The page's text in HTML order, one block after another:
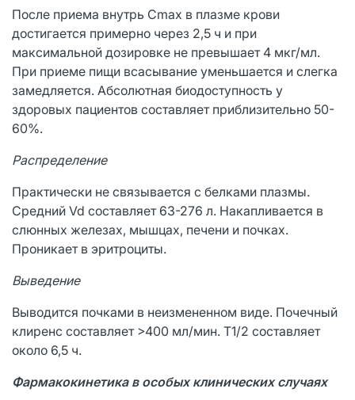
После приема внутрь Cmax в плазме крови
достигается примерно через 2,5 ч и при
максимальной дозировке не превышает 4 мкг/мл.
При приеме пищи всасывание уменьшается и слегка
замедляется. Абсолютная биодоступность у
здоровых пациентов составляет приблизительно 50-
60%.
Распределение
Практически не связывается с белками плазмы.
Средний Vd составляет 63-276 л. Накапливается в
слюнных железах, мышцах, печени и почках.
Проникает в эритроциты.
Выведение
Выводится почками в неизмененном виде. Почечный
клиренс составляет >400 мл/мин. T1/2 составляет
около 6,5 ч.
Фармакокинетика в особых клинических случаях